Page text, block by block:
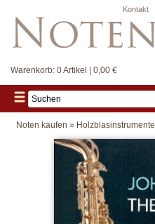
Kontakt
Warenkorb: 0 Artikel | 0,00 €
Noten kaufen » Holzblasinstrumente